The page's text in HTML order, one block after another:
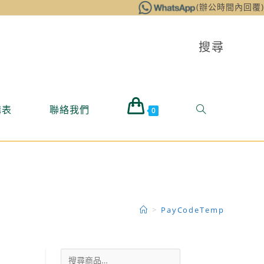
(辦公時間內回覆)
搜尋
聯絡我們 0
> PayCodeTemp